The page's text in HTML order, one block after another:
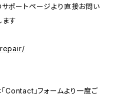
ポートページより直接お問い
ます
Contact」フォームより一度ご